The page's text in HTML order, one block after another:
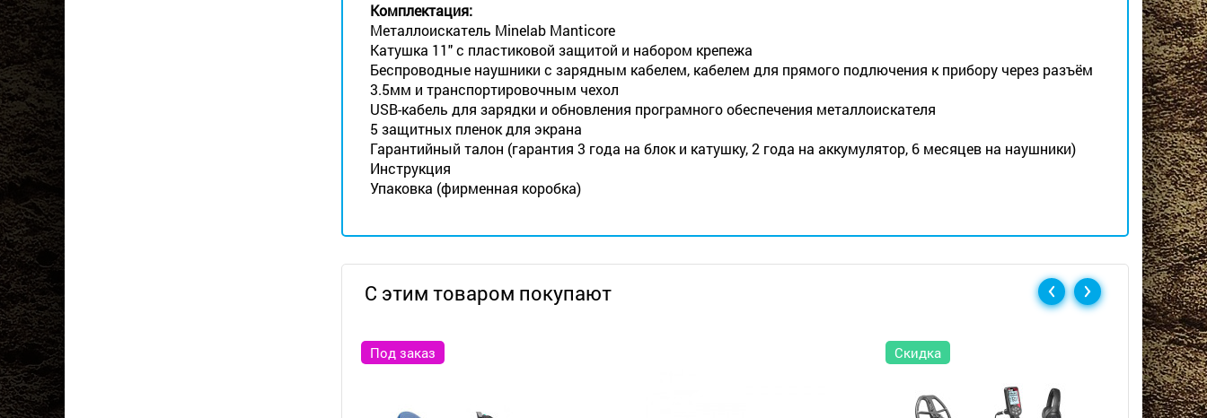
Комплектация:
Металлоискатель Minelab Manticore
Катушка 11" с пластиковой защитой и набором крепежа
Беспроводные наушники с зарядным кабелем, кабелем для прямого подлючения к прибору через разъём
3.5мм и транспортировочным чехол
USB-кабель для зарядки и обновления програмного обеспечения металлоискателя
5 защитных пленок для экрана
Гарантийный талон (гарантия 3 года на блок и катушку, 2 года на аккумулятор, 6 месяцев на наушники)
Инструкция
Упаковка (фирменная коробка)
С этим товаром покупают
Под заказ Скидка Скидка